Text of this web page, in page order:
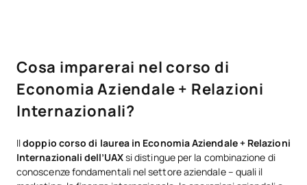
Cosa imparerai nel corso di
Economia Aziendale + Relazioni
Internazionali?
Ildoppio corso di laurea in Economia Aziendale + Relazioni
Internazionali dell’UAXsi distingue per la combinazione di
conoscenze fondamentali nel settore aziendale – quali il